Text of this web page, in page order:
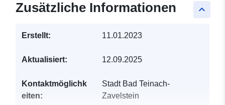
keyboard_arrow_up
Zusätzliche Informationen
Erstellt: 11.01.2023
Aktualisiert: 12.09.2025
Kontaktmöglichk
eiten:
Stadt Bad Teinach-
Zavelstein